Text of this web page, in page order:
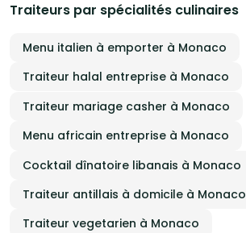
Traiteurs par spécialités culinaires
Menu italien à emporter à Monaco
Traiteur halal entreprise à Monaco
Traiteur mariage casher à Monaco
Menu africain entreprise à Monaco
Cocktail dînatoire libanais à Monaco
Traiteur antillais à domicile à Monaco
Traiteur vegetarien à Monaco